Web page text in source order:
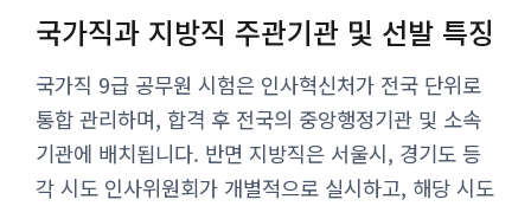
국가직과 지방직 주관기관 및 선발 특징
국가직 9급 공무원 시험은 인사혁신처가 전국 단위로
통합 관리하며, 합격 후 전국의 중앙행정기관 및 소속
기관에 배치됩니다. 반면 지방직은 서울시, 경기도 등
각 시도 인사위원회가 개별적으로 실시하고, 해당 시도